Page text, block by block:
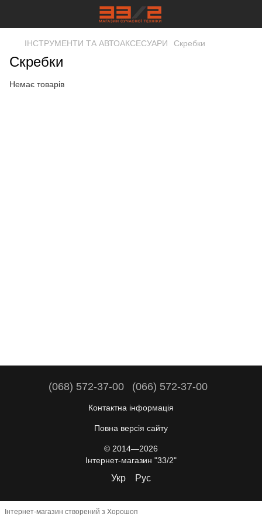
ІНСТРУМЕНТИ ТА АВТОАКСЕСУАРИ Скребки
Скребки
Немає товарів
(068) 572-37-00 (066) 572-37-00
Контактна інформація
Повна версія сайту
© 2014—2026
Інтернет-магазин "33/2"
Укр Рус
Інтернет-магазин створений з Хорошоп